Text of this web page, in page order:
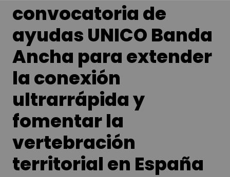
convocatoria de
ayudas UNICO Banda
Ancha para extender
la conexión
ultrarrápida y
fomentar la
vertebración
territorial en España